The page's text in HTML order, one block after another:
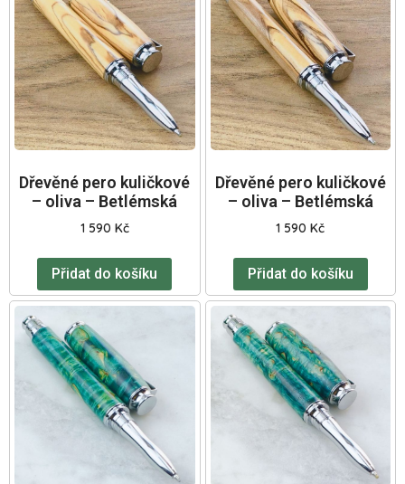
Dřevěné pero kuličkové
– oliva – Betlémská
1 590 Kč
Přidat do košíku
Dřevěné pero kuličkové
– oliva – Betlémská
1 590Kč
Přidat do košíku